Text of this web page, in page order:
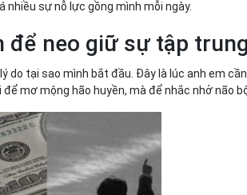
sự nỗ lực gồng mình mỗi ngày.
để neo giữ sự tập trung
do tại sao mình bắt đầu. Đây là lúc anh em
mơ mộng hão huyền, mà để nhắc nhở não